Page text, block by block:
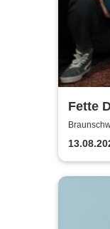
Fette